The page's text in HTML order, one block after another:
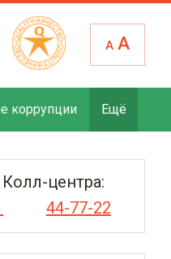
А А
коррупции Ещё
центра:
44-77-22